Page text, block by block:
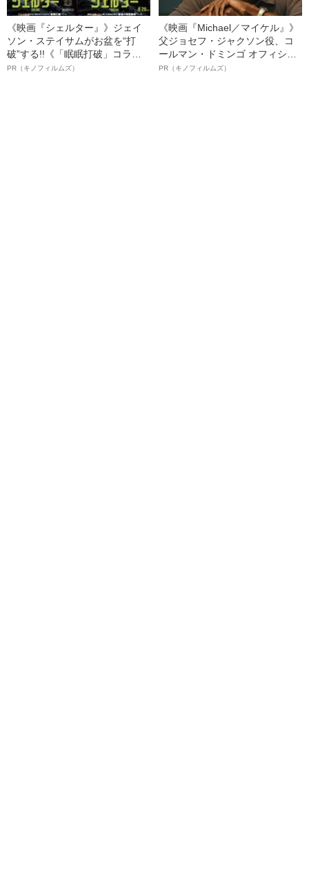
《映画『シェルター』》ジェイ
ソン・ステイサムがお盆を“打
破”する!!《「眠眠打破」コラ
ボ》
PR（キノフィルムズ）
《映画『Michael／マイケル』》
父ジョセフ・ジャクソン役、コ
ールマン・ドミンゴ オフィシャ
ルインタビュー“観客を魅了した
PR（キノフィルムズ）